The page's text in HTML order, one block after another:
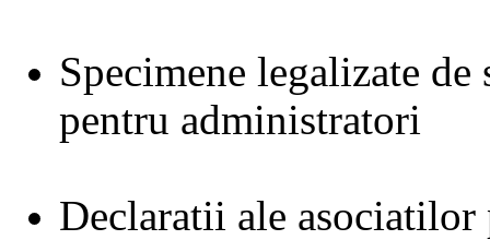
Specimene legalizate de
pentru administratori
Declaratii ale